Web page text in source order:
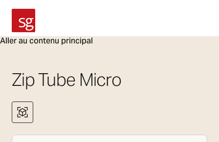
Aller au contenu principal
SG Armaturen
Zip Tube Micro